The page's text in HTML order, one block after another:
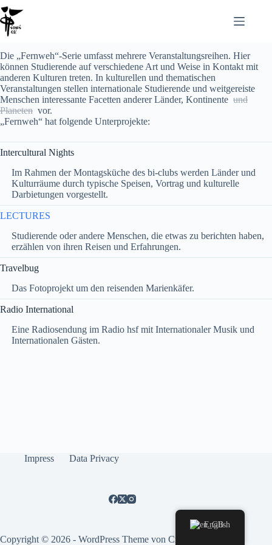
Die „Fernweh“-Serie umfasst mehrere Veranstaltungsreihen. Hier
können Studierende auf verschiedene Art und Weise in Kontakt mit
anderen Kulturen treten. In kulturellen und thematischen
Veranstaltungen stellen internationale Studierende und weitgereiste
Menschen interessante Facetten anderer Länder, Kontinente und
Planeten vor.
„Fernweh“ hat folgende Unterprojekte:
Intercultural Nights
Im Rahmen der Montagsküche des bi-clubs werden Länder und
Kulturräume durch typische Speisen, Vortrag und kulturelle
Darbietungen vorgestellt.
LECTURES
Studierende oder andere Menschen, die etwas zu berichten haben,
erzählen von ihren Reisen und Erfahrungen.
Travelbug
Das Fotoprojekt um den reisenden Marienkäfer.
Radio International
Eine Radiosendung im Radio hsf mit Internationaler Musik und
Internationalen Gästen.
Impress Data Privacy
Copyright © 2026 - WordPress Theme von CreativeThemes
English